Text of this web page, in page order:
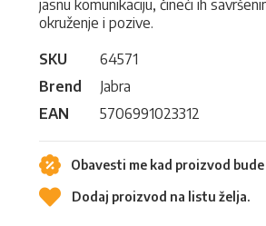
jasnu komunikaciju, čineći ih
okruženje i pozive.
SKU
64571
Brend
Jabra
EAN
5706991023312
Obavesti me kad proizvod
Dodaj proizvod na listu želja.